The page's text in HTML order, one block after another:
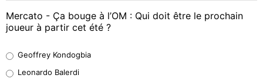
Mercato - Ça bouge à l’OM : Qui doit être le prochain
joueur à partir cet été ?
38%
Geoffrey Kondogbia
Leonardo Balerdi